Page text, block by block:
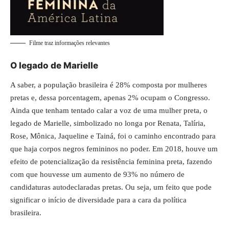
Filme traz informações relevantes
O legado de Marielle
A saber, a população brasileira é 28% composta por mulheres
pretas e, dessa porcentagem, apenas 2% ocupam o Congresso.
Ainda que tenham tentado calar a voz de uma mulher preta, o
legado de Marielle, simbolizado no longa por Renata, Talíria,
Rose, Mônica, Jaqueline e Tainá, foi o caminho encontrado para
que haja corpos negros femininos no poder. Em 2018, houve um
efeito de potencialização da resistência feminina preta, fazendo
com que houvesse um aumento de 93% no número de
candidaturas autodeclaradas pretas. Ou seja, um feito que pode
significar o início de diversidade para a cara da política
brasileira.